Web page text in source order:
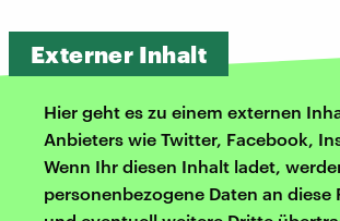
Externer Inhalt
Hier geht es zu einem externen
Anbieters wie Twitter, Facebook,
Wenn Ihr diesen Inhalt ladet,
personenbezogene Daten an diese